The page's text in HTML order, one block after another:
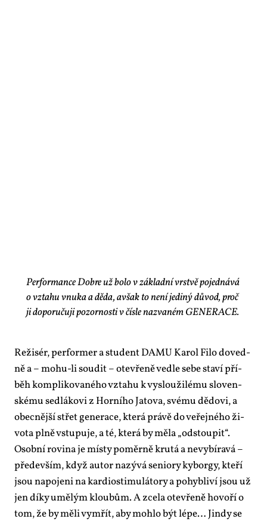
Performance Dobre už bolo v základní vrstvě pojednává
o vztahu vnuka a děda, avšak to není jediný důvod, proč
ji doporučuji pozornosti v čísle nazvaném GENERACE.
Re­ži­sér, per­for­mer a stu­dent DA­MU Ka­rol Fi­lo do­ved­
ně a – mo­hu-li sou­dit – ote­vře­ně ve­d­le se­be sta­ví pří­
běh kom­pli­ko­va­né­ho vzta­hu k vy­slou­ži­lé­mu slo­ven­
ské­mu sed­lá­ko­vi z Hor­ní­ho Ja­to­va, své­mu dě­do­vi, a
obec­něj­ší střet ge­ne­ra­ce, kte­rá prá­vě do ve­řej­né­ho ži­
vo­ta pl­ně vstu­pu­je, a té, kte­rá by mě­la „od­stou­pit“.
Osob­ní ro­vi­na je mís­ty po­měr­ně kru­tá a ne­vy­bí­ra­vá –
pře­de­vším, když au­tor na­zý­vá se­ni­o­ry ky­bor­gy, kte­ří
jsou na­po­je­ni na kar­di­os­ti­mu­lá­to­ry a po­hyb­li­ví jsou už
jen dí­ky umě­lým klou­bům. A zce­la ote­vře­ně ho­vo­ří o
tom, že by mě­li vy­mřít, aby moh­lo být lé­pe… Jin­dy se